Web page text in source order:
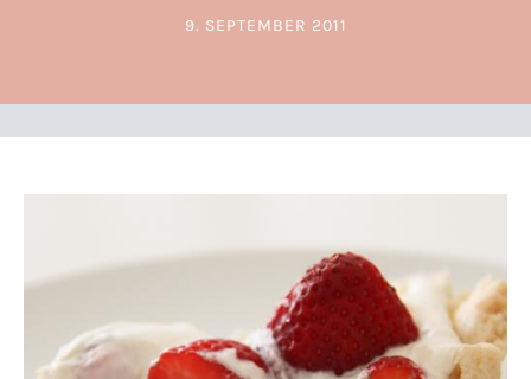
POSTED ON
9. SEPTEMBER 2011